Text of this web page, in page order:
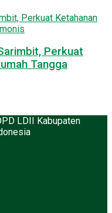
Perkuat
Tangga
LDII Kabupaten